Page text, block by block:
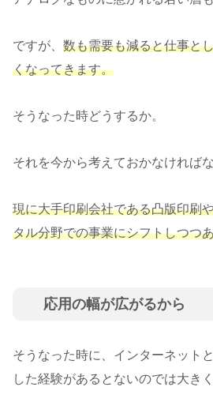
ですが、 数も需要も減ると仕事と
くなってきます。
そうなった時どうするか。
それを今から考えておかなければ
現に大手印刷会社である凸版印刷
タル分野での事業にシフトしつつ
応用の幅が広がるから
そうなった時に、インターネット
した経験があるとないのでは大き